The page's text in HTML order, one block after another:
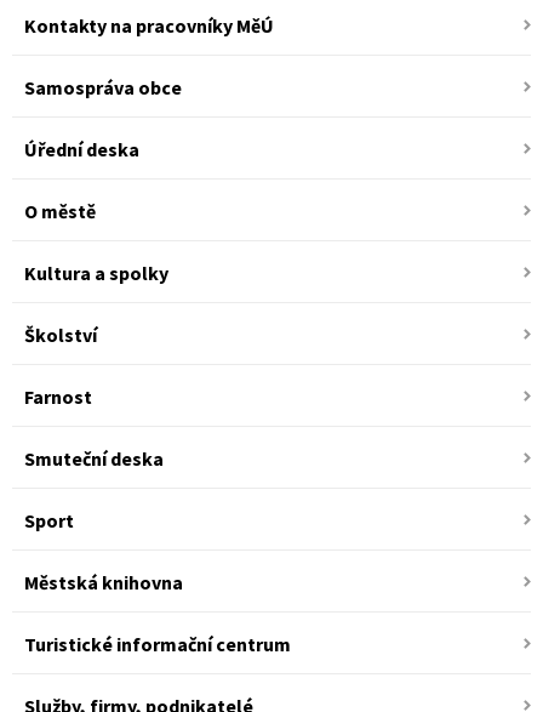
Kontakty na pracovníky MěÚ
Samospráva obce
Úřední deska
O městě
Kultura a spolky
Školství
Farnost
Smuteční deska
Sport
Městská knihovna
Turistické informační centrum
Služby, firmy, podnikatelé